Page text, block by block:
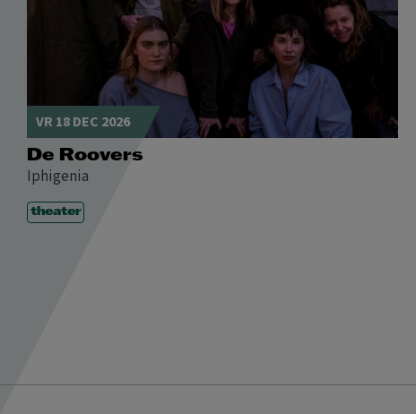
VR 18 DEC 2026
De Roovers
Iphigenia
theater